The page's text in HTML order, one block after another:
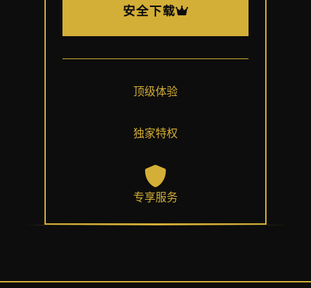
安全下载
顶级体验
独家特权
专享服务